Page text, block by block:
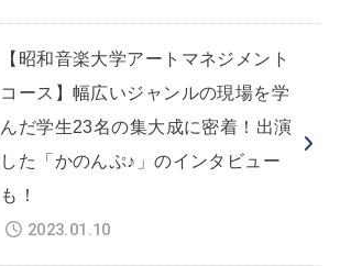
【昭和音楽大学アートマネジメント
コース】幅広いジャンルの現場を学
んだ学生23名の集大成に密着！出演
した「かのんぷ♪」のインタビュー
も！
2023.01.10